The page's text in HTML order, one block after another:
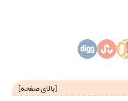
[بالای صفحه]